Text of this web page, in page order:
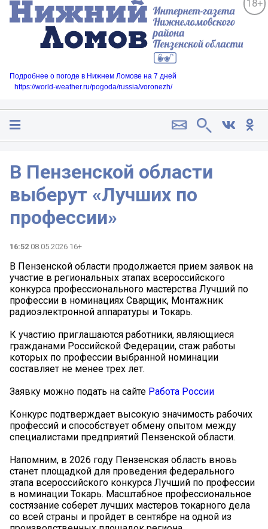
18+
Подробнее о погоде в Нижнем Ломове на 7 дней
https://world-weather.ru/pogoda/russia/voronezh/
В Пензенской области
выберут «Лучших по
профессии»
16:52 08.05.2026 16+
В Пензенской области продолжается прием заявок на
участие в региональных этапах всероссийского
конкурса профессионального мастерства Лучший по
профессии в номинациях Сварщик, Монтажник
радиоэлектронной аппаратуры и Токарь.
К участию приглашаются работники, являющиеся
гражданами Российской Федерации, стаж работы
которых по профессии выбранной номинации
составляет не менее трех лет.
Заявку можно подать на сайте Работа России
Конкурс подтверждает высокую значимость рабочих
профессий и способствует обмену опытом между
специалистами предприятий Пензенской области.
Напомним, в 2026 году Пензенская область вновь
станет площадкой для проведения федерального
этапа всероссийского конкурса Лучший по профессии
в номинации Токарь. Масштабное профессиональное
состязание соберет лучших мастеров токарного дела
со всей страны и пройдет в сентябре на одной из